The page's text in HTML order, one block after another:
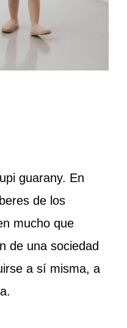
guarany. En
de los
mucho que
de una sociedad
a sí misma, a